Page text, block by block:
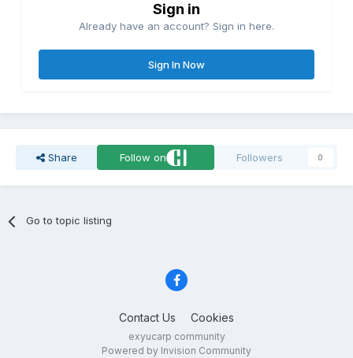
Sign in
Already have an account? Sign in here.
Sign In Now
Share Follow on Followers 0
Go to topic listing
Contact Us Cookies
exyucarp community
Powered by Invision Community